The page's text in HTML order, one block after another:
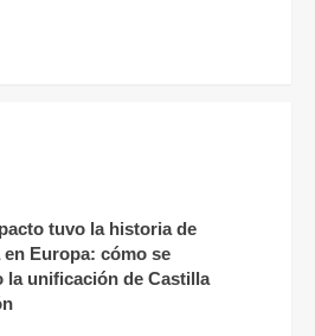
tuvo la historia de
en Europa: cómo se
la unificación de Castilla